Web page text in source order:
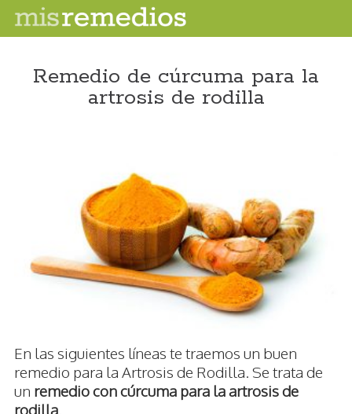
Remedio de cúrcuma para la
artrosis de rodilla
En las siguientes líneas te traemos un buen
remedio para la Artrosis de Rodilla. Se trata de
un remedio con cúrcuma para la artrosis de
rodilla